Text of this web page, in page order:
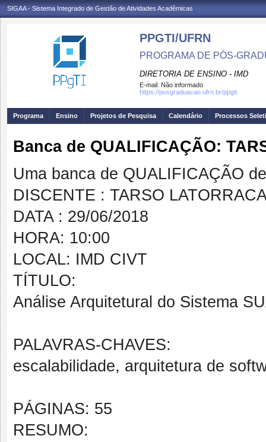
SIGAA - Sistema Integrado de Gestão de Atividades Acadêmicas
PPGTI/UFRN
PROGRAMA DE PÓS-
DIRETORIA DE ENSINO - IMD
E-mail: Não informado
https://posgraduacao.ufrn.br/ppgti
Programa Ensino Projetos de Pesquisa Calendário Processos
Banca de QUALIFICAÇÃO:
Uma banca de QUALIFICAÇÃO
DISCENTE : TARSO
DATA : 29/06/2018
HORA: 10:00
LOCAL: IMD CIVT
TÍTULO:
Análise Arquitetural do Sistema
PALAVRAS-CHAVES:
escalabilidade, arquitetura de
PÁGINAS: 55
RESUMO: